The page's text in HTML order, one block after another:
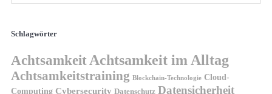
Schlagwörter
AchtsamkeitAchtsamkeit im Alltag
Achtsamkeitstraining Blockchain-Technologie Cloud-
Computing Cybersecurity Datenschutz Datensicherheit